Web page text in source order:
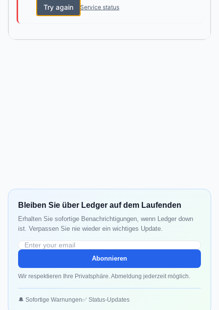
Try again Service status
Bleiben Sie über Ledger auf dem Laufenden
Erhalten Sie sofortige Benachrichtigungen, wenn Ledger down
ist. Verpassen Sie nie wieder ein wichtiges Update.
Abonnieren
Wir respektieren Ihre Privatsphäre. Abmeldung jederzeit möglich.
🔔 Sofortige Warnungen✅ Status-Updates